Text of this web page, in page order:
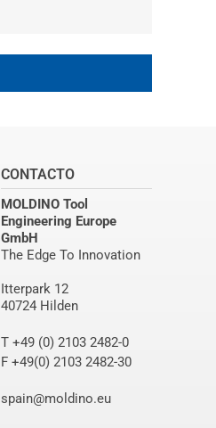
CONTACTO
MOLDINO Tool
Engineering Europe
GmbH
The Edge To Innovation
Itterpark 12
40724 Hilden
T +49 (0) 2103 2482-0
F +49(0) 2103 2482-30
spain@moldino.eu